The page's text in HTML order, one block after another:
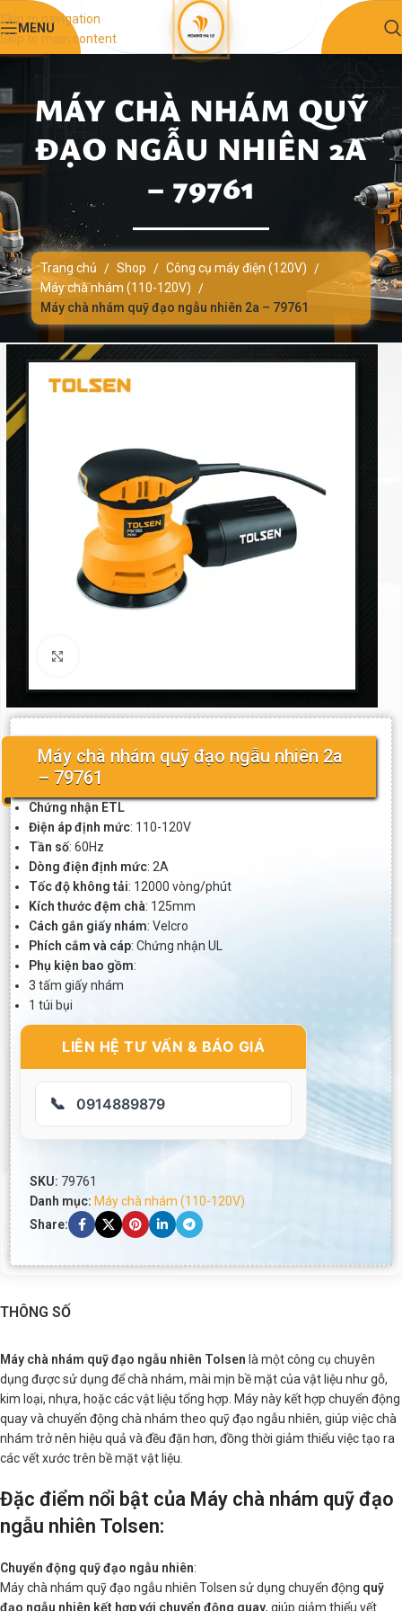
Skip to navigation
Skip to main content
MENU
MÁY CHÀ NHÁM QUỸ
ĐẠO NGẪU NHIÊN 2A
– 79761
Trang chủ / Shop / Công cụ máy điện (120V) /
Máy chà nhám (110-120V) /
Máy chà nhám quỹ đạo ngẫu nhiên 2a – 79761
Máy chà nhám quỹ đạo ngẫu nhiên 2a
– 79761
Chứng nhận ETL
Điện áp định mức: 110-120V
Tần số: 60Hz
Dòng điện định mức: 2A
Tốc độ không tải: 12000 vòng/phút
Kích thước đệm chà: 125mm
Cách gắn giấy nhám: Velcro
Phích cắm và cáp: Chứng nhận UL
Phụ kiện bao gồm:
3 tấm giấy nhám
1 túi bụi
LIÊN HỆ TƯ VẤN & BÁO GIÁ
📞 0914889879
SKU: 79761
Danh mục: Máy chà nhám (110-120V)
Share:
THÔNG SỐ
Máy chà nhám quỹ đạo ngẫu nhiên Tolsen là một công cụ chuyên
dụng được sử dụng để chà nhám, mài mịn bề mặt của vật liệu như gỗ,
kim loại, nhựa, hoặc các vật liệu tổng hợp. Máy này kết hợp chuyển động
quay và chuyển động chà nhám theo quỹ đạo ngẫu nhiên, giúp việc chà
nhám trở nên hiệu quả và đều đặn hơn, đồng thời giảm thiểu việc tạo ra
các vết xước trên bề mặt vật liệu.
Đặc điểm nổi bật của Máy chà nhám quỹ đạo
ngẫu nhiên Tolsen:
Chuyển động quỹ đạo ngẫu nhiên:
Máy chà nhám quỹ đạo ngẫu nhiên Tolsen sử dụng chuyển động quỹ
đạo ngẫu nhiên kết hợp với chuyển động quay, giúp giảm thiểu vết